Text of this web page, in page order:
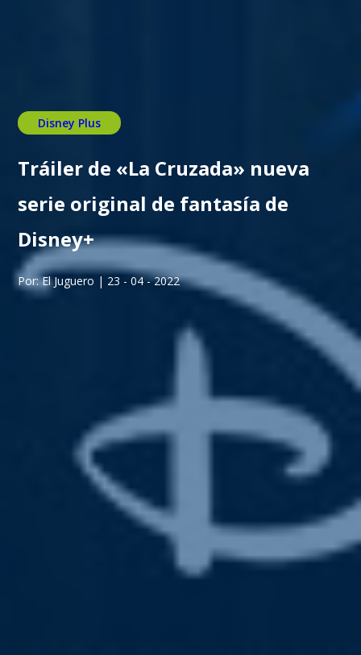
Disney Plus
Tráiler de «La Cruzada» nueva
serie original de fantasía de
Disney+
Por: El Juguero | 23 - 04 - 2022